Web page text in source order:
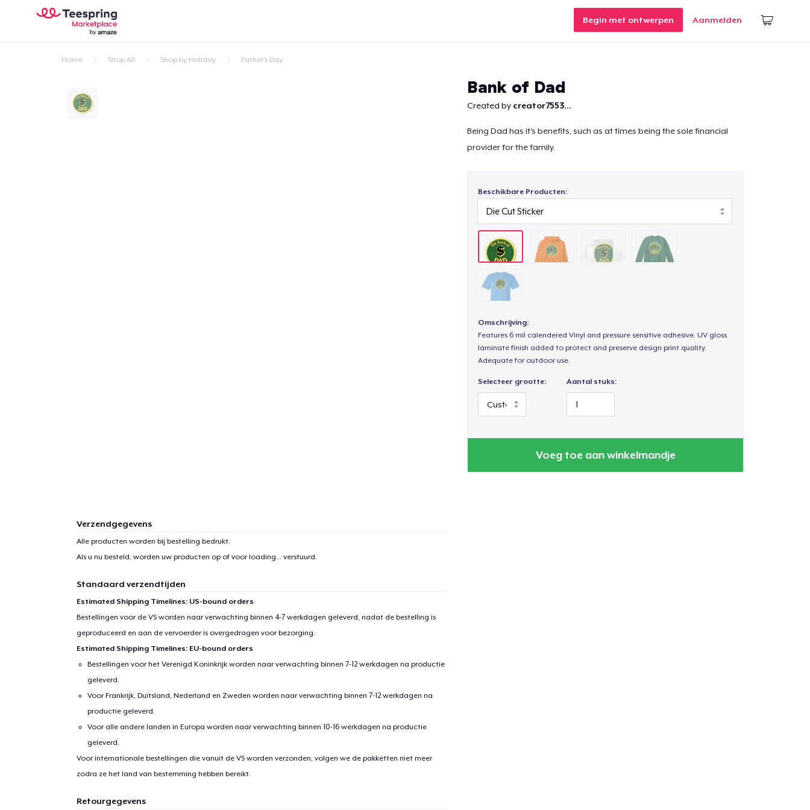
Begin met ontwerpen Aanmelden
Home Shop All Shop by Holiday Father's Day
Bank of Dad
Created by creator7553...
Being Dad has it's benefits, such as at times being the sole financial
provider for the family.
Beschikbare Producten:
Omschrijving:
Features 6 mil calendered Vinyl and pressure sensitive adhesive. UV gloss
laminate finish added to protect and preserve design print quality.
Adequate for outdoor use.
Selecteer grootte: Aantal stuks:
Voeg toe aan winkelmandje
Verzendgegevens
Alle producten worden bij bestelling bedrukt.
Als u nu besteld, worden uw producten op of voorloading... verstuurd.
Standaard verzendtijden
Estimated Shipping Timelines: US-bound orders
Bestellingen voor de VS worden naar verwachting binnen 4-7 werkdagen geleverd, nadat de bestelling is
geproduceerd en aan de vervoerder is overgedragen voor bezorging.
Estimated Shipping Timelines: EU-bound orders
Bestellingen voor het Verenigd Koninkrijk worden naar verwachting binnen 7-12 werkdagen na productie
geleverd.
Voor Frankrijk, Duitsland, Nederland en Zweden worden naar verwachting binnen 7-12 werkdagen na
productie geleverd.
Voor alle andere landen in Europa worden naar verwachting binnen 10-16 werkdagen na productie
geleverd.
Voor internationale bestellingen die vanuit de VS worden verzonden, volgen we de pakketten niet meer
zodra ze het land van bestemming hebben bereikt.
Retourgegevens
1item aan winkelwagen toegevoegd
Unisex Classic Pullover Hoodie